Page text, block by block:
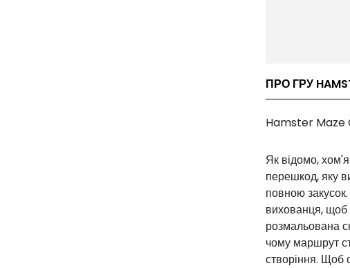
ПРО ГРУ
Hamster Maze
Як відомо,
перешкод, яку
повною
вихованця, щоб
розмальована
чому маршрут
створіння. Щоб